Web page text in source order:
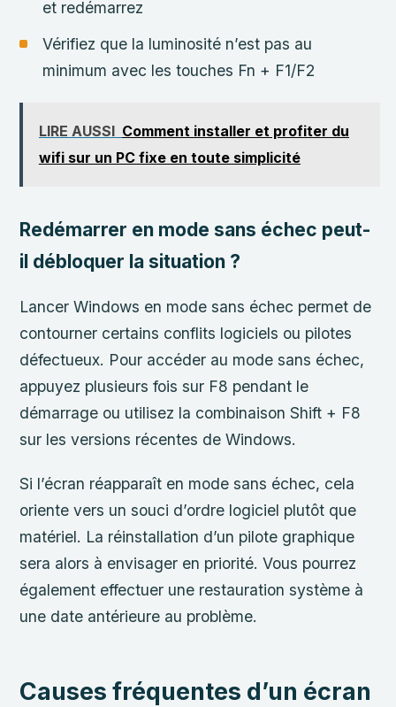
et redémarrez
Vérifiez que la luminosité n’est pas au
minimum avec les touches Fn + F1/F2
LIRE AUSSI Comment installer et profiter du
wifi sur un PC fixe en toute simplicité
Redémarrer en mode sans échec peut-
il débloquer la situation ?
Lancer Windows en mode sans échec permet de
contourner certains conflits logiciels ou pilotes
défectueux. Pour accéder au mode sans échec,
appuyez plusieurs fois sur F8 pendant le
démarrage ou utilisez la combinaison Shift + F8
sur les versions récentes de Windows.
Si l’écran réapparaît en mode sans échec, cela
oriente vers un souci d’ordre logiciel plutôt que
matériel. La réinstallation d’un pilote graphique
sera alors à envisager en priorité. Vous pourrez
également effectuer une restauration système à
une date antérieure au problème.
Causes fréquentes d’un écran